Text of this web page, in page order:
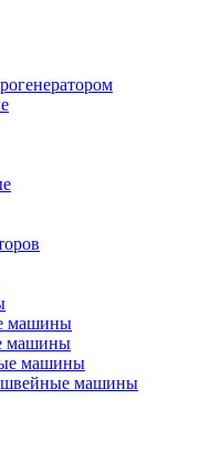
машины
машины
машины
швейные машины